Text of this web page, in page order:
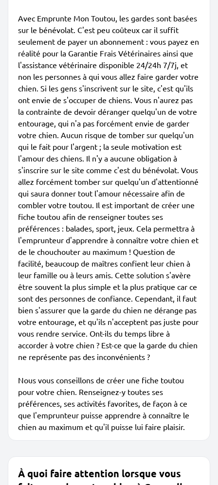
Avec Emprunte Mon Toutou, les gardes sont basées
sur le bénévolat. C'est peu coûteux car il suffit
seulement de payer un abonnement : vous payez en
réalité pour la Garantie Frais Vétérinaires ainsi que
l'assistance vétérinaire disponible 24/24h 7/7j, et
non les personnes à qui vous allez faire garder votre
chien. Si les gens s'inscrivent sur le site, c'est qu'ils
ont envie de s'occuper de chiens. Vous n'aurez pas
la contrainte de devoir déranger quelqu'un de votre
entourage, qui n'a pas forcément envie de garder
votre chien. Aucun risque de tomber sur quelqu'un
qui le fait pour l'argent ; la seule motivation est
l'amour des chiens. Il n'y a aucune obligation à
s'inscrire sur le site comme c'est du bénévolat. Vous
allez forcément tomber sur quelqu'un d'attentionné
qui saura donner tout l'amour nécessaire afin de
combler votre toutou. Il est important de créer une
fiche toutou afin de renseigner toutes ses
préférences : balades, sport, jeux. Cela permettra à
l'emprunteur d'apprendre à connaître votre chien et
de le chouchouter au maximum ! Question de
facilité, beaucoup de maîtres confient leur chien à
leur famille ou à leurs amis. Cette solution s'avère
être souvent la plus simple et la plus pratique car ce
sont des personnes de confiance. Cependant, il faut
bien s'assurer que la garde du chien ne dérange pas
votre entourage, et qu'ils n'acceptent pas juste pour
vous rendre service. Ont-ils du temps libre à
accorder à votre chien ? Est-ce que la garde du chien
ne représente pas des inconvénients ?
Nous vous conseillons de créer une fiche toutou
pour votre chien. Renseignez-y toutes ses
préférences, ses activités favorites, de façon à ce
que l'emprunteur puisse apprendre à connaître le
chien au maximum et qu'il puisse lui faire plaisir.
À quoi faire attention lorsque vous